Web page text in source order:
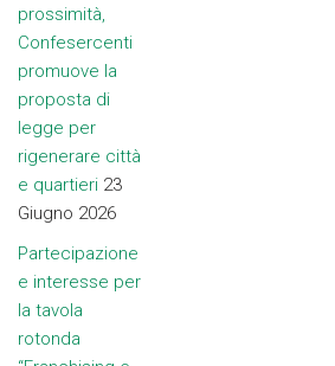
prossimità,
Confesercenti
promuove la
proposta di
legge per
rigenerare città
e quartieri 23
Giugno 2026
Partecipazione
e interesse per
la tavola
rotonda